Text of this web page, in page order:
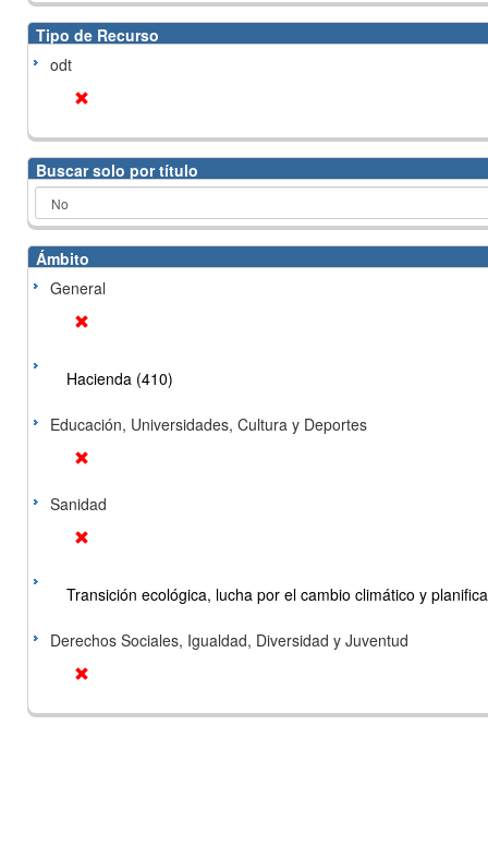
Tipo de Recurso
odt
Buscar solo por título
Ámbito
General
Hacienda (410)
Educación, Universidades, Cultura y Deportes
Sanidad
Transición ecológica, lucha por el cambio climático y
Derechos Sociales, Igualdad, Diversidad y Juventud